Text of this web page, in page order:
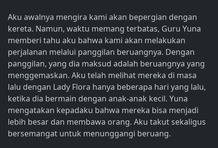
Aku awalnya mengira kami akan bepergian dengan
kereta. Namun, waktu memang terbatas, Guru Yuna
memberi tahu aku bahwa kami akan melakukan
perjalanan melalui panggilan beruangnya. Dengan
panggilan, yang dia maksud adalah beruangnya yang
menggemaskan. Aku telah melihat mereka di masa
lalu dengan Lady Flora hanya beberapa hari yang lalu,
ketika dia bermain dengan anak-anak kecil. Yuna
mengatakan kepadaku bahwa mereka bisa menjadi
lebih besar dan membawa orang. Aku takut sekaligus
bersemangat untuk menunggangi beruang.